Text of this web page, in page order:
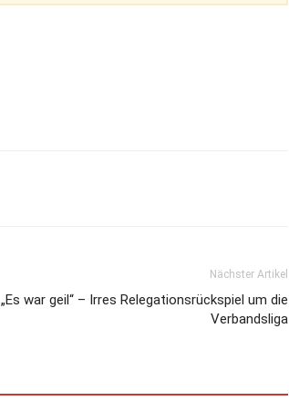
Nächster Artikel
„Es war geil“ – Irres Relegationsrückspiel um die
Verbandsliga